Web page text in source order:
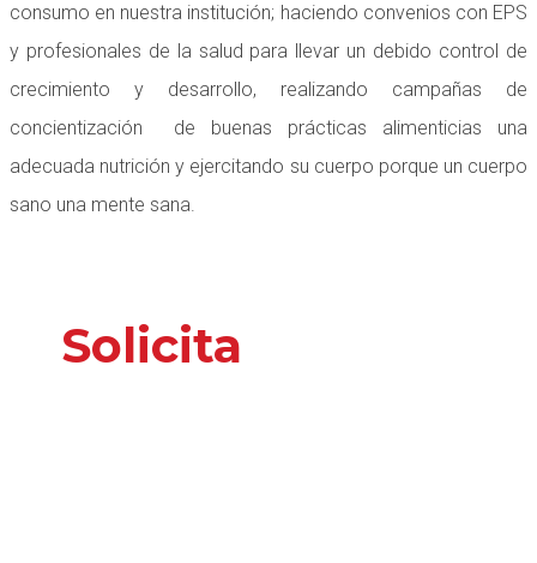
consumo en nuestra institución; haciendo convenios con EPS
y profesionales de la salud para llevar un debido control de
crecimiento y desarrollo, realizando campañas de
concientización de buenas prácticas alimenticias una
adecuada nutrición y ejercitando su cuerpo porque un cuerpo
sano una mente sana.
Solicita